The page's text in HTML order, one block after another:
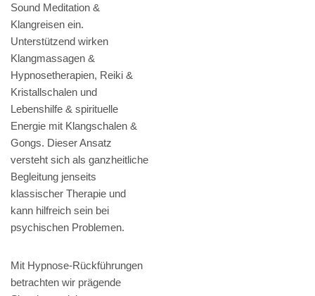
Sound Meditation &
Klangreisen ein.
Unterstützend wirken
Klangmassagen &
Hypnosetherapien, Reiki &
Kristallschalen und
Lebenshilfe & spirituelle
Energie mit Klangschalen &
Gongs. Dieser Ansatz
versteht sich als ganzheitliche
Begleitung jenseits
klassischer Therapie und
kann hilfreich sein bei
psychischen Problemen.
Mit Hypnose-Rückführungen
betrachten wir prägende